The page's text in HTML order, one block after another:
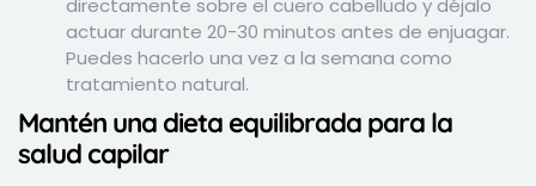
actuar durante 20-30 minutos antes de enjuagar.
Puedes hacerlo una vez a la semana como
tratamiento natural.
Mantén una dieta equilibrada para la
salud capilar